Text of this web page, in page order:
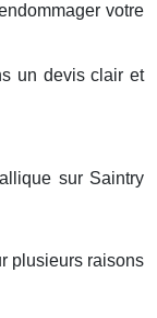
votre
un devis clair et
sur Saintry
plusieurs raisons